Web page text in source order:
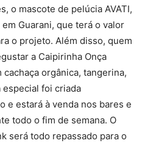
o mascote de pelúcia AVATI,
Guarani, que terá o valor
o projeto. Além disso, quem
a Caipirinha Onça
cachaça orgânica, tangerina,
especial foi criada
e estará à venda nos bares e
todo o fim de semana. O
será todo repassado para o